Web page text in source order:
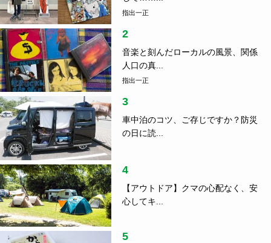
指出一正
2
音楽と刻んだローカルの風景、関係
人口の真...
指出一正
3
車中泊のコツ、ご存じですか？防災
の日に読...
4
【アウトドア】クマの心配なく、安
心してキ...
5